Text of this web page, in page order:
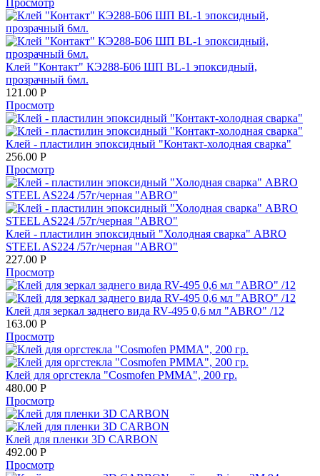
Клей "Контакт" КЭ288-Б06 ШП BL-1 эпоксидный,
прозрачный 6мл.
121.00 Р
Просмотр
Клей - пластилин эпоксидный "Контакт-холодная сварка"
256.00 Р
Просмотр
Клей - пластилин эпоксидный "Холодная сварка" ABRO
STEEL AS224 /57г/черная "ABRO"
227.00 Р
Просмотр
Клей для зеркал заднего вида RV-495 0,6 мл "ABRO" /12
163.00 Р
Просмотр
Клей для оргстекла "Cosmofen PMMA", 200 гр.
480.00 Р
Просмотр
Клей для пленки 3D CARBON
492.00 Р
Просмотр